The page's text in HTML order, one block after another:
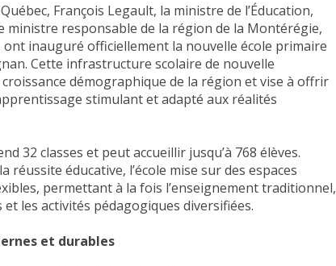
François Legault, la ministre de l’Éducation,
ministre responsable de la région de la Montérégie,
ont inauguré officiellement la nouvelle école primaire
Cette infrastructure scolaire de nouvelle
démographique de la région et vise à offrir
stimulant et adapté aux réalités
32 classes et peut accueillir jusqu’à 768 élèves.
réussite éducative, l’école mise sur des espaces
permettant à la fois l’enseignement traditionnel,
les activités pédagogiques diversifiées.
et durables